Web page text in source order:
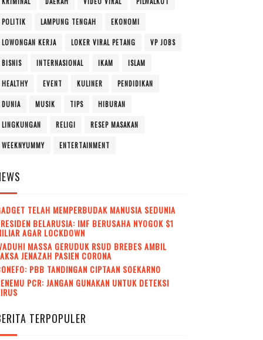
POLITIK LAMPUNG TENGAH EKONOMI
LOWONGAN KERJA LOKER VIRAL PETANG VP JOBS
BISNIS INTERNASIONAL IKAM ISLAM
HEALTHY EVENT KULINER PENDIDIKAN
DUNIA MUSIK TIPS HIBURAN
LINGKUNGAN RELIGI RESEP MASAKAN
WEEKNYUMMY ENTERTAINMENT
TELAH MEMPERBUDAK MANUSIA SEDUNIA
BELARUSIA: IMF BERUSAHA NYOGOK $1
AGAR LOCKDOWN
MASSA GERUDUK RSUD BREBES AMBIL
JENAZAH PASIEN CORONA
PBB TANDINGAN CIPTAAN SOEKARNO
PCR: JANGAN GUNAKAN UNTUK DETEKSI
TERPOPULER